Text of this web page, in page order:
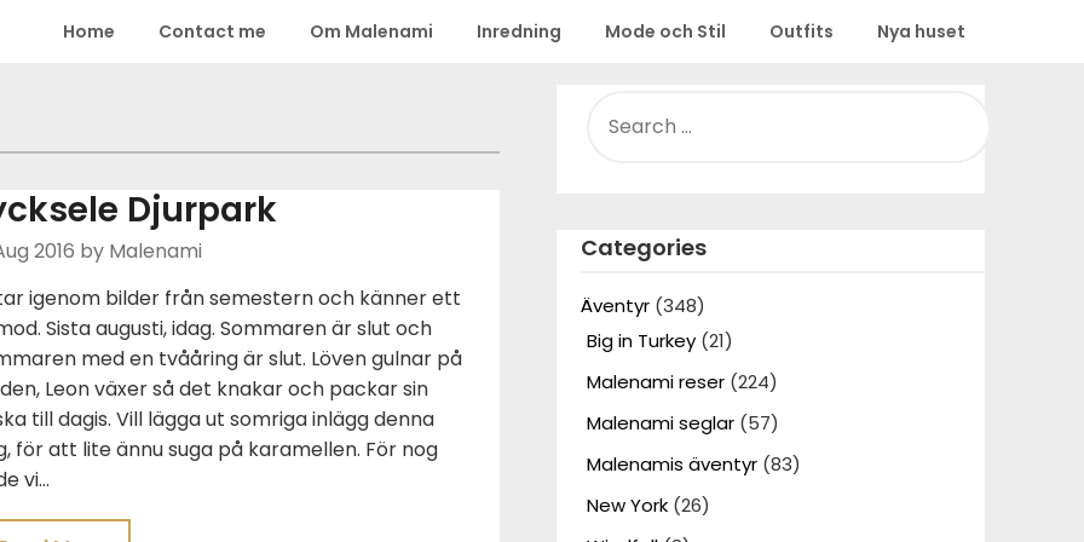
Home Contact me Om Malenami Inredning Mode och Stil Outfits Nya huset
Djurpark
2016 by Malenami
igenom bilder från semestern och känner ett
Sista augusti, idag. Sommaren är slut och
med en tvååring är slut. Löven gulnar på
Leon växer så det knakar och packar sin
till dagis. Vill lägga ut somriga inlägg denna
för att lite ännu suga på karamellen. För nog
vi…
FOR:
Categories
Äventyr(348)
Big in Turkey(21)
Malenami reser(224)
Malenami seglar(57)
Malenamis äventyr(83)
New York(26)